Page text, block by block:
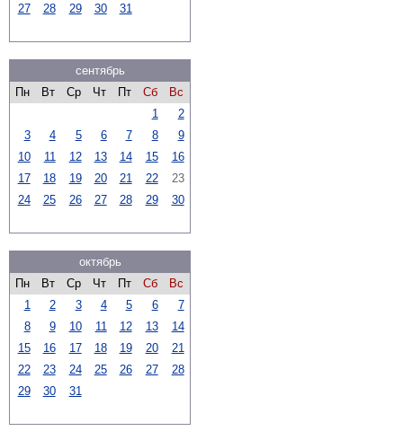
27
28 29 30 31
сентябрь
Пн
Вт Ср Чт Пт Сб
Вс
1
2
3
4 5 6 7 8
9
10
11 12 13 14 15
16
17
18 19 20 21 22
23
24
25 26 27 28 29 30
октябрь
Пн
Вт Ср Чт Пт Сб
Вс
1
2 3 4 5 6
7
8
9 10 11 12 13
14
15
16 17 18 19 20
21
22
23 24 25 26 27
28
29
30 31